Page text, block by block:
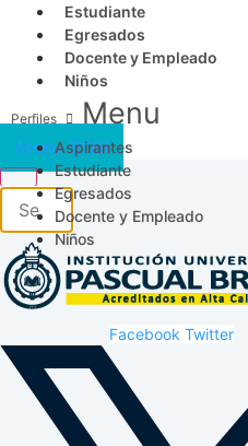
Estudiante
Egresados
Docente y Empleado
Niños
Menu
Aspirantes
Estudiante
Egresados
Docente y Empleado
Niños
Acceso SICAU
Facebook Twitter